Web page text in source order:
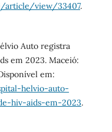
article/view/33407.
Auto registra
em 2023. Maceió:
em:
helvio-auto-
hiv-aids-em-2023.